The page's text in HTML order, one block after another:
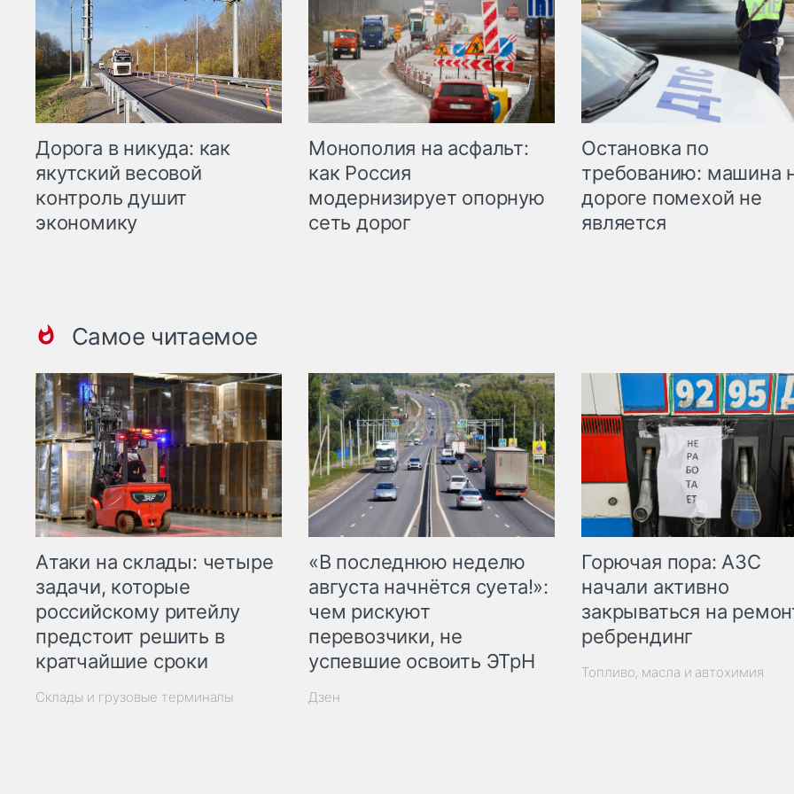
Дорога в никуда: как
якутский весовой
контроль душит
экономику
Монополия на асфальт:
как Россия
модернизирует опорную
сеть дорог
Остановка по
требованию: машина
дороге помехой не
является
Самое читаемое
Атаки на склады: четыре
задачи, которые
российскому ритейлу
предстоит решить в
кратчайшие сроки
Склады и грузовые терминалы
«В последнюю неделю
августа начнётся суета!»:
чем рискуют
перевозчики, не
успевшие освоить ЭТрН
Дзен
Горючая пора: АЗС
начали активно
закрываться на
ребрендинг
Топливо, масла и автохимия